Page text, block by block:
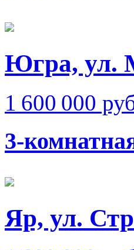
Югра, ул.
1 600 000
3-
Яр, ул.